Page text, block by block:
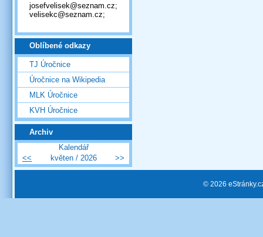
josefvelisek@seznam.cz;
velisekc@seznam.cz;
Oblíbené odkazy
TJ Úročnice
Úročnice na Wikipedia
MLK Úročnice
KVH Úročnice
Archiv
Kalendář
<<
květen / 2026 >>
© 2026